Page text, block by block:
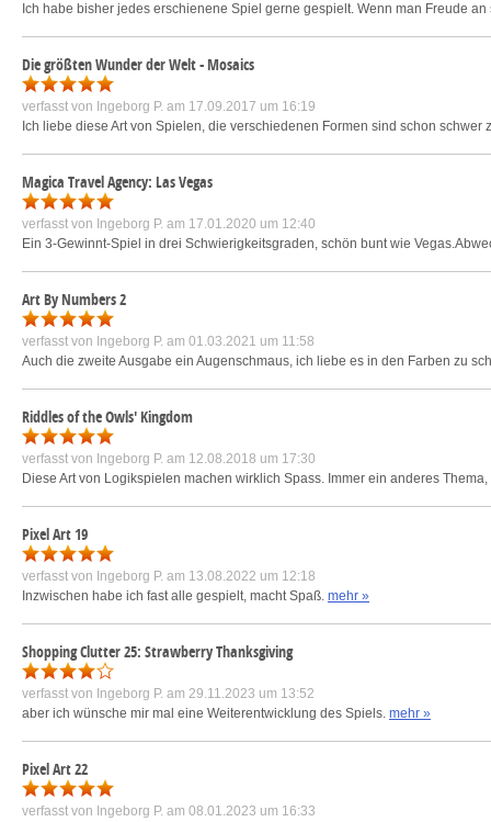
Ich habe bisher jedes erschienene Spiel gerne gespielt. Wenn man Freude
Die größten Wunder der Welt - Mosaics
verfasst von Ingeborg P. am 17.09.2017 um 16:19
Ich liebe diese Art von Spielen, die verschiedenen Formen sind schon
Magica Travel Agency: Las Vegas
verfasst von Ingeborg P. am 17.01.2020 um 12:40
Ein 3-Gewinnt-Spiel in drei Schwierigkeitsgraden, schön bunt wie
Art By Numbers 2
verfasst von Ingeborg P. am 01.03.2021 um 11:58
Auch die zweite Ausgabe ein Augenschmaus, ich liebe es in den Farben zu
Riddles of the Owls' Kingdom
verfasst von Ingeborg P. am 12.08.2018 um 17:30
Diese Art von Logikspielen machen wirklich Spass. Immer ein anderes
Pixel Art 19
verfasst von Ingeborg P. am 13.08.2022 um 12:18
Inzwischen habe ich fast alle gespielt, macht Spaß. mehr »
Shopping Clutter 25: Strawberry Thanksgiving
verfasst von Ingeborg P. am 29.11.2023 um 13:52
aber ich wünsche mir mal eine Weiterentwicklung des Spiels. mehr »
Pixel Art 22
verfasst von Ingeborg P. am 08.01.2023 um 16:33